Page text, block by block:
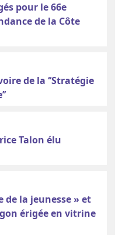
pour le 66e
de la Côte
de la ‘‘Stratégie
Talon élu
la jeunesse » et
érigée en vitrine